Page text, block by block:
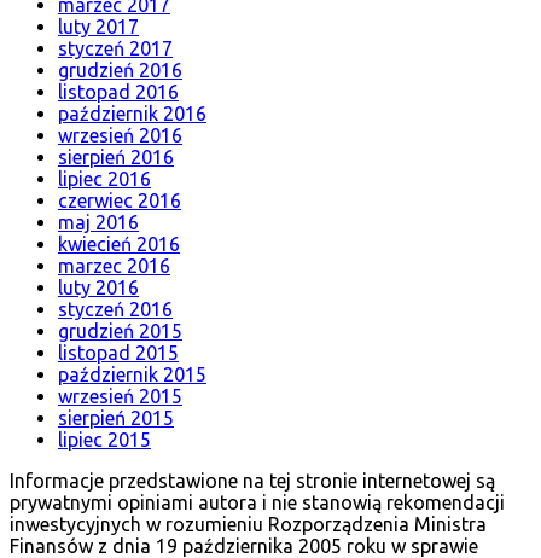
marzec 2017
luty 2017
styczeń 2017
grudzień 2016
listopad 2016
październik 2016
wrzesień 2016
sierpień 2016
lipiec 2016
czerwiec 2016
maj 2016
kwiecień 2016
marzec 2016
luty 2016
styczeń 2016
grudzień 2015
listopad 2015
październik 2015
wrzesień 2015
sierpień 2015
lipiec 2015
Informacje przedstawione na tej stronie internetowej są
prywatnymi opiniami autora i nie stanowią rekomendacji
inwestycyjnych w rozumieniu Rozporządzenia Ministra
Finansów z dnia 19 października 2005 roku w sprawie